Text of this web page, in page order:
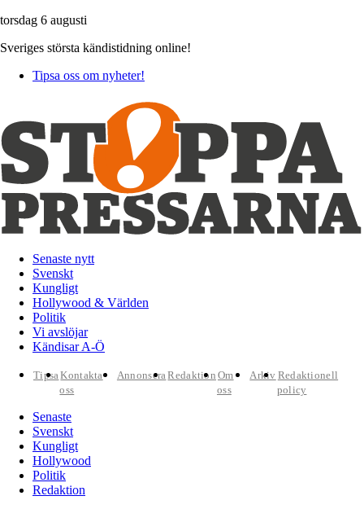
torsdag 6 augusti
Sveriges största kändistidning online!
Tipsa oss om nyheter!
Senaste nytt
Svenskt
Kungligt
Hollywood & Världen
Politik
Vi avslöjar
Kändisar A-Ö
TipsaKontakta
oss
AnnonseraRedaktion Om
oss
Arkiv Redaktionell
policy
Senaste
Svenskt
Kungligt
Hollywood
Politik
Redaktion